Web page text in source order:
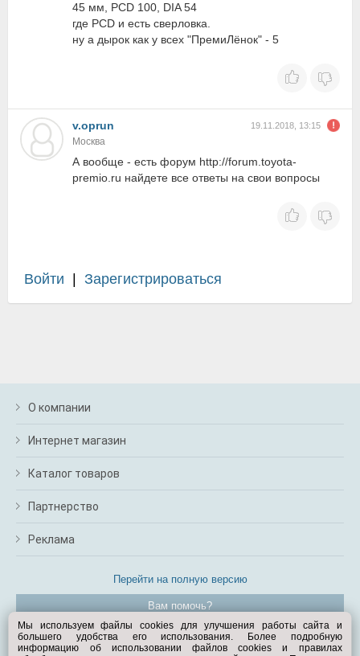
45 мм, PCD 100, DIA 54
где PCD и есть сверловка.
ну а дырок как у всех "ПремиЛёнок" - 5
v.oprun 19.11.2018, 13:15
Москва
А вообще - есть форум http://forum.toyota-
premio.ru найдете все ответы на свои вопросы
Войти Зарегистрироваться
О компании
Интернет магазин
Каталог товаров
Партнерство
Реклама
Перейти на полную версию
Вам помочь?
© Exist.ru 1998—2026
Мы используем файлы cookies для улучшения работы сайта и
большего удобства его использования. Более подробную
информацию об использовании файлов cookies и правилах